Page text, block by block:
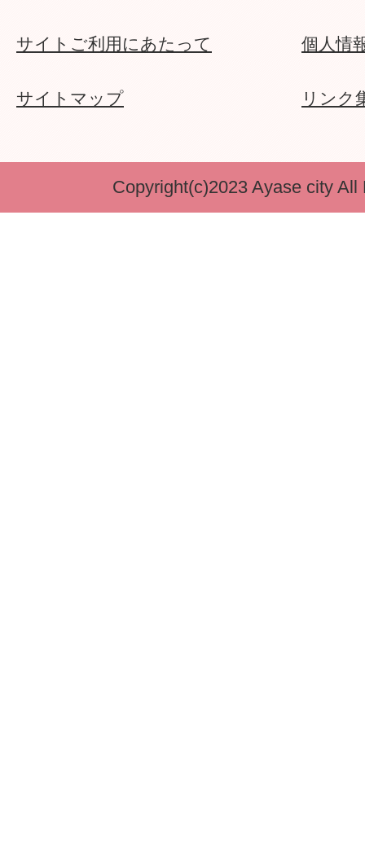
サイトご利用にあたって 個人情
サイトマップ リンク
Copyright(c)2023 Ayase city